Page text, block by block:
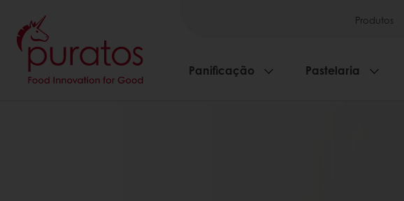
Produtos
Panificação Pastelaria